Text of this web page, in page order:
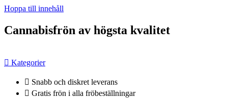
Hoppa till innehåll
Cannabisfrön av högsta kvalitet
Kategorier
Snabb och diskret leverans
Gratis frön i alla fröbeställningar